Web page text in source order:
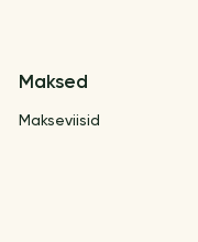
Maksed
Makseviisid